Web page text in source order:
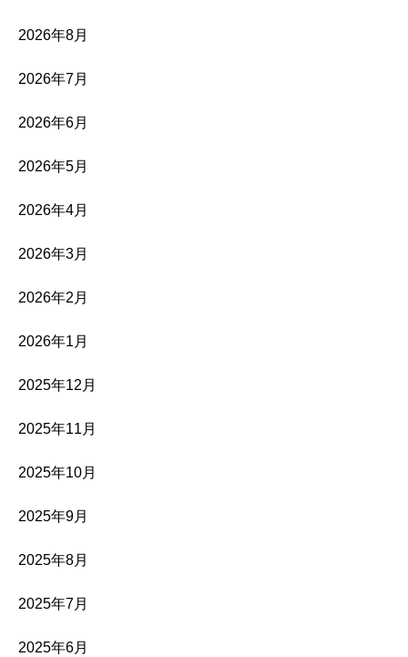
2026年8月
2026年7月
2026年6月
2026年5月
2026年4月
2026年3月
2026年2月
2026年1月
2025年12月
2025年11月
2025年10月
2025年9月
2025年8月
2025年7月
2025年6月